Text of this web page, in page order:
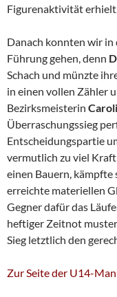
Figurenaktivität
Danach konnten wir in
Führung gehen, denn
Schach und münzte
in einen vollen Zähler
Bezirksmeisterin
Überraschungssieg
Entscheidungspartie
vermutlich zu viel
einen Bauern, kämpfte
erreichte materiellen
Gegner dafür das
heftiger Zeitnot
Sieg letztlich den
Zur Seite der U14-